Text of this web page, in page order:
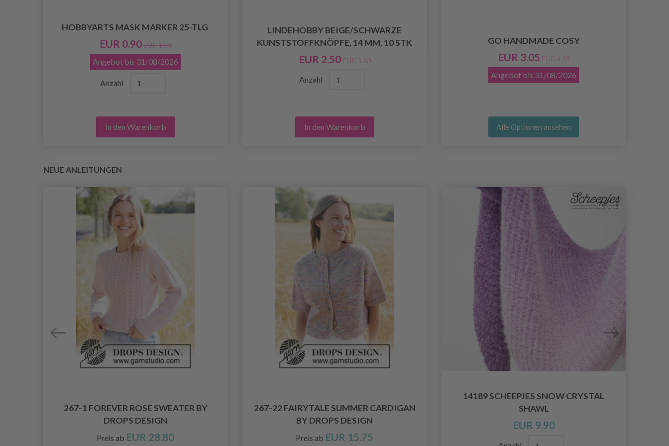
HOBBYARTS MASK MARKER 25-TLG
EUR 0.90 EUR 1.50
Angebot bis 31/08/2026
Anzahl
In den Warenkorb
LINDEHOBBY BEIGE/SCHWARZE
KUNSTSTOFFKNÖPFE, 14 MM, 10 STK
EUR 2.50 EUR 3.60
Anzahl
In den Warenkorb
GO HANDMADE COSY
EUR 3.05 EUR 4.35
Angebot bis 31/08/2026
Alle Optionen ansehen
NEUE ANLEITUNGEN
267-1 FOREVER ROSE SWEATER BY
DROPS DESIGN
Preis ab EUR 28.80
267-22 FAIRYTALE SUMMER CARDIGAN
BY DROPS DESIGN
Preis ab EUR 15.75
14189 SCHEEPJES SNOW CRYSTAL
SHAWL
EUR 9.90